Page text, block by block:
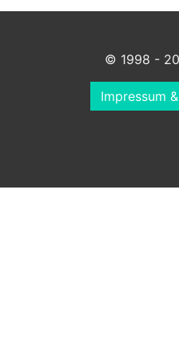
© 1998 -
Impressum